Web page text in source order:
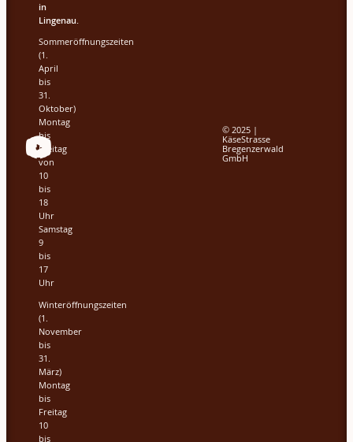
in
Lingenau.
Sommeröffnungszeiten
(1.
April
bis
31.
Oktober)
Montag
bis
Freitag
von
10
bis
18
Uhr
Samstag
9
bis
17
Uhr
Winteröffnungszeiten
(1.
November
bis
31.
März)
Montag
bis
Freitag
10
bis
© 2025 |
KäseStrasse
Bregenzerwald
GmbH